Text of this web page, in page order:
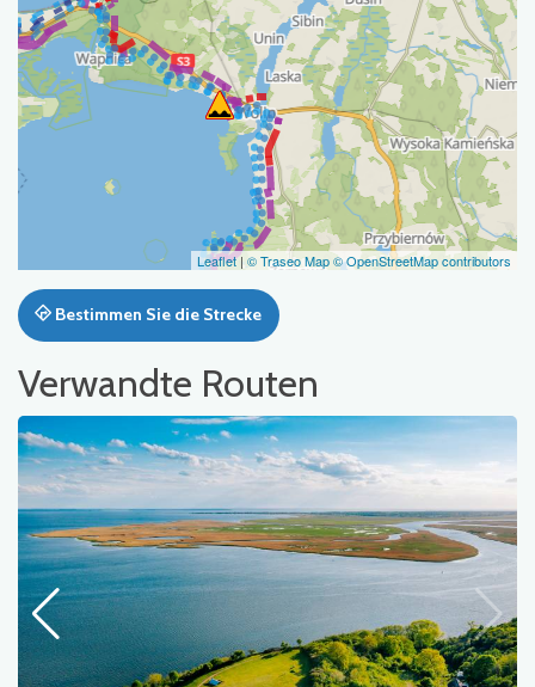
Leaflet| © Traseo Map© OpenStreetMap contributors
Bestimmen Sie die Strecke
Verwandte Routen